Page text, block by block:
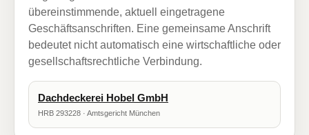
übereinstimmende, aktuell eingetragene
Geschäftsanschriften. Eine gemeinsame Anschrift
bedeutet nicht automatisch eine wirtschaftliche oder
gesellschaftsrechtliche Verbindung.
Dachdeckerei Hobel GmbH
HRB 293228 · Amtsgericht München